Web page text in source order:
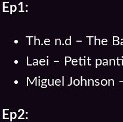
Ep1:
Th.e n.d – The
Laei – Petit
Miguel Johnson
Ep2: